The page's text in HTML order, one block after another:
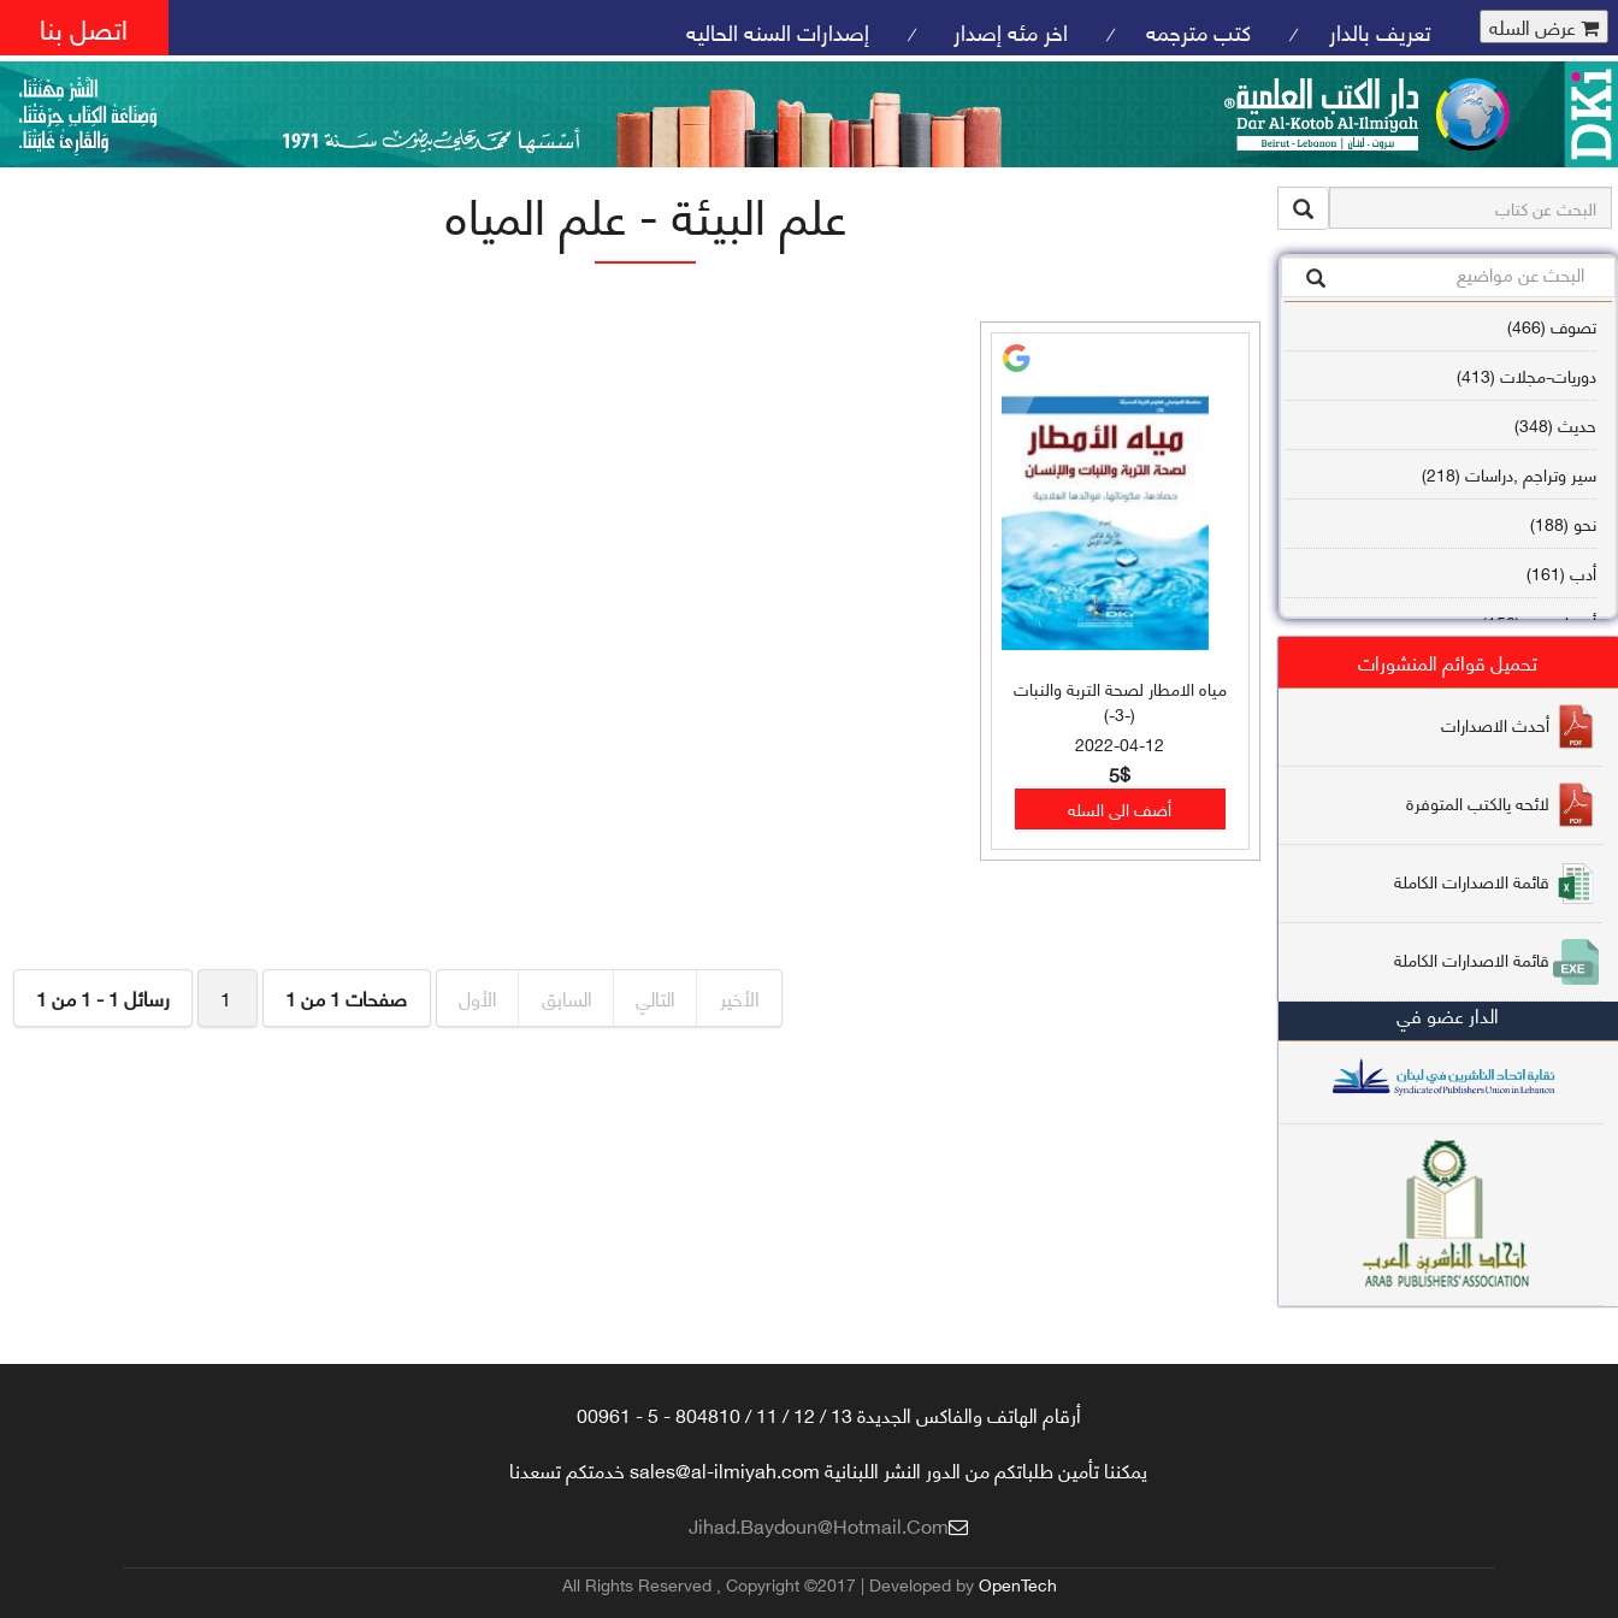
عرض السله تعريف بالدار / كتب مترجمه / اخر مئه إصدار / إصدارات السنه الحاليه اتصل بنا
تصوف (466)
دوريات-مجلات (413)
حديث (348)
سير وتراجم ,دراسات (218)
نحو (188)
أدب (161)
أصول فقه (158)
تاريخ (138)
فقه شافعي (132)
فقه حنفي (113)
فقه مالكي (112)
تفسير قرآن (106)
علم كلام (96)
أخلاق وتصوف (91)
سير وتراجم (90)
معاجم لغوية (89)
سيرة نبوية وتصوف (81)
دراسات إسلامية (75)
شعر (72)
علوم قرآن (66)
فقه عام وأحكام فقهية (62)
تحميل قوائم المنشورات
أحدث الاصدارات
لائحه يالكتب المتوفرة
قائمة الاصدارات الكاملة
قائمة الاصدارات الكاملة
الدار عضو في
علم البيئة - علم المياه
مياه الامطار لصحة التربة والنبات
(-3-)
2022-04-12
5$
رسائل 1 - 1 من 1 1 صفحات 1 من 1 الأول السابق التالي الأخير
أرقام الهاتف والفاكس الجديدة 13 / 12 / 11 / 804810 - 5 - 00961
يمكننا تأمين طلباتكم من الدور النشر اللبنانية sales@al-ilmiyah.com خدمتكم تسعدنا
Jihad.baydoun@hotmail.com
All Rights Reserved , Copyright ©2017 | Developed byOpenTech